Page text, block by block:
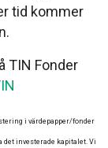
tid kommer
TIN Fonder
i värdepapper/fonder
det investerade kapitalet. Vi